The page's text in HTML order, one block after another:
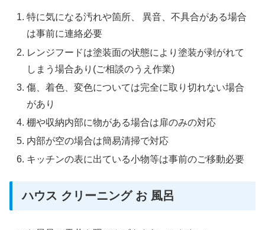
特に気になる汚れや箇所、 異音、不具合がある場合
は事前に連絡必要
レンジフードは塗装面の状態により塗装が剥がれて
しまう場合あり(ご相談のうえ作業)
傷、着色、変色については完全に取り切れない場合
があり
棚や収納内部に物がある場合は扉のみの対応
内部が空の場合は簡易清掃で対応
キッチンの表に出ている小物等は事前のご移動必要
ハウス クリーニング お 風呂